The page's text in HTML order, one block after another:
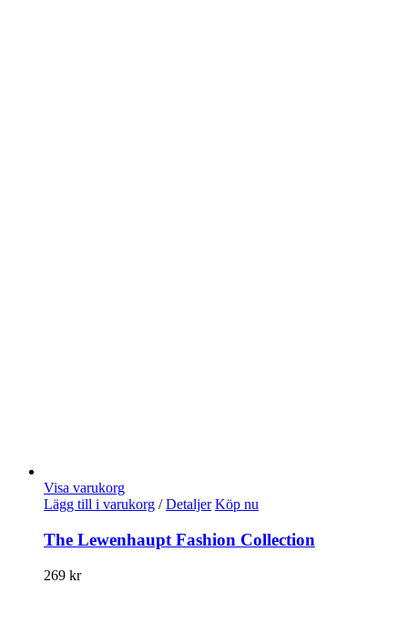
Visa varukorg
Lägg till i varukorg / Detaljer Köp nu
The Lewenhaupt Fashion Collection
269 kr